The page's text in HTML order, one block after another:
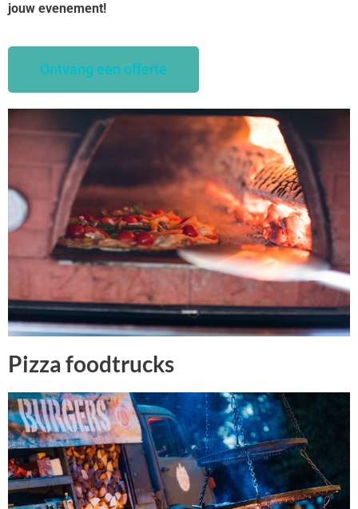
jouw evenement!
Ontvang een offerte
Pizza foodtrucks